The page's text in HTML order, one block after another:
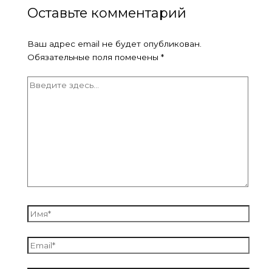
Оставьте комментарий
Ваш адрес email не будет опубликован.
Обязательные поля помечены *
Введите
Имя*
Email*